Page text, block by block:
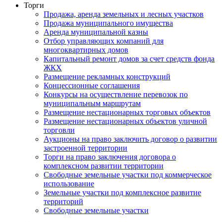
Торги
Продажа, аренда земельных и лесных участков
Продажа муниципального имущества
Аренда муниципальной казны
Отбор управляющих компаний для
многоквартирных домов
Капитальный ремонт домов за счет средств фонда
ЖКХ
Размещение рекламных конструкций
Концессионные соглашения
Конкурсы на осуществление перевозок по
муниципальным маршрутам
Размещение нестационарных торговых объектов
Размещение нестационарных объектов уличной
торговли
Аукционы на право заключить договор о развитии
застроенной территории
Торги на право заключения договора о
комплексном развитии территории
Свободные земельные участки под коммерческое
использование
Земельные участки под комплексное развитие
территорий
Свободные земельные участки